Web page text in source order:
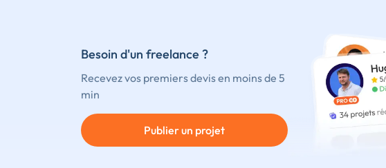
Besoin d'un freelance ?
Recevez vos premiers devis en moins de 5
min
Publier un projet